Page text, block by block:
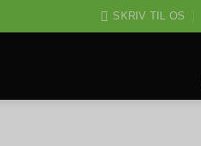
SKRIV TIL OS